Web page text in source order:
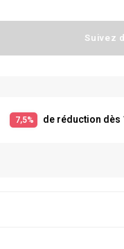
Suivez
7,5% de réduction dès